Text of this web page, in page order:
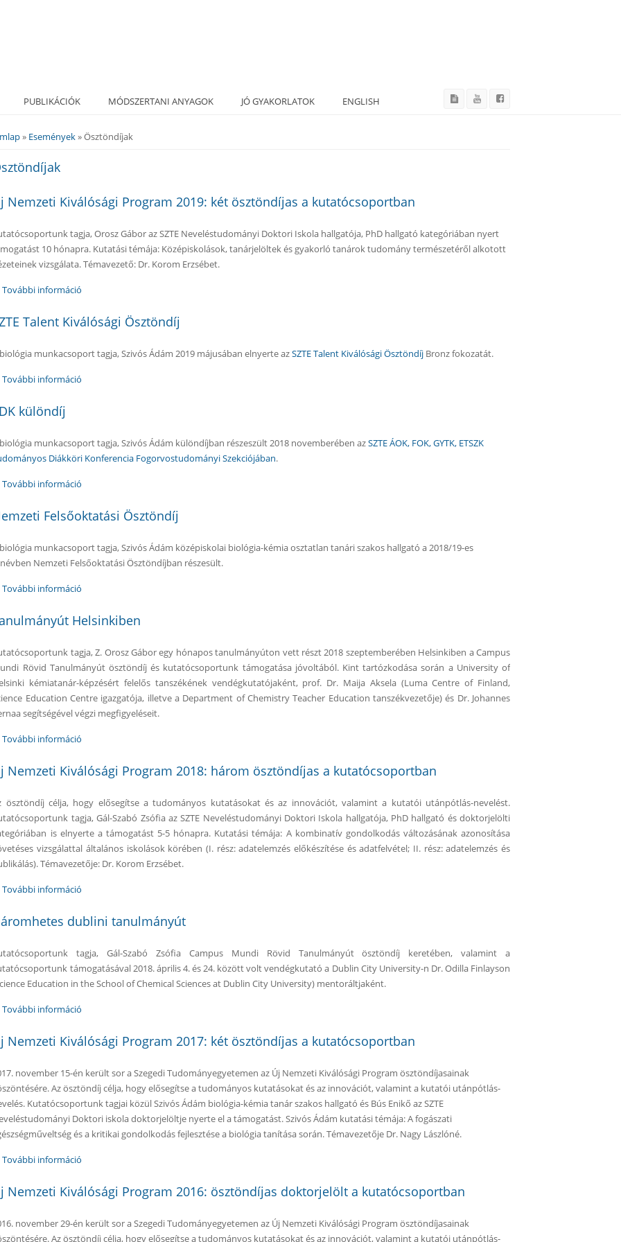
PUBLIKÁCIÓK MÓDSZERTANI ANYAGOK JÓ GYAKORLATOK ENGLISH
hely
» Események» Ösztöndíjak
Nemzeti Kiválósági Program 2019: két ösztöndíjas a kutatócsoportban
tagja, Orosz Gábor az SZTE Neveléstudományi Doktori Iskola hallgatója, PhD hallgató kategóriában nyert
10 hónapra. Kutatási témája: Középiskolások, tanárjelöltek és gyakorló tanárok tudomány természetéről alkotott
vizsgálata. Témavezető: Dr. Korom Erzsébet.
További információ
Talent Kiválósági Ösztöndíj
munkacsoport tagja, Szivós Ádám 2019 májusában elnyerte azSZTE Talent Kiválósági Ösztöndíj Bronz fokozatát.
További információ
különdíj
munkacsoport tagja, Szivós Ádám különdíjban részeszült 2018 novemberében azSZTE ÁOK, FOK, GYTK, ETSZK
Diákköri Konferencia Fogorvostudományi Szekciójában.
További információ
Felsőoktatási Ösztöndíj
munkacsoport tagja, Szivós Ádám középiskolai biológia-kémia osztatlan tanári szakos hallgató a 2018/19-es
Nemzeti Felsőoktatási Ösztöndíjban részesült.
További információ
Helsinkiben
tagja, Z. Orosz Gábor egy hónapos tanulmányúton vett részt 2018 szeptemberében Helsinkiben a Campus
Rövid Tanulmányút ösztöndíj és kutatócsoportunk támogatása jóvoltából. Kint tartózkodása során a University of
kémiatanár-képzésért felelős tanszékének vendégkutatójaként, prof. Dr. Maija Aksela (Luma Centre of Finland,
Education Centre igazgatója, illetve a Department of Chemistry Teacher Education tanszékvezetője) és Dr. Johannes
segítségével végzi megfigyeléseit.
További információ
Nemzeti Kiválósági Program 2018: három ösztöndíjas a kutatócsoportban
ösztöndíj célja, hogy elősegítse a tudományos kutatásokat és az innovációt, valamint a kutatói utánpótlás-nevelést.
tagja, Gál-Szabó Zsófia az SZTE Neveléstudományi Doktori Iskola hallgatója, PhD hallgató és doktorjelölti
is elnyerte a támogatást 5-5 hónapra. Kutatási témája: A kombinatív gondolkodás változásának azonosítása
vizsgálattal általános iskolások körében (I. rész: adatelemzés előkészítése és adatfelvétel; II. rész: adatelemzés és
Témavezetője: Dr. Korom Erzsébet.
További információ
dublini tanulmányút
tagja, Gál-Szabó Zsófia Campus Mundi Rövid Tanulmányút ösztöndíj keretében, valamint a
támogatásával 2018. április 4. és 24. között volt vendégkutató a Dublin City University-n Dr. Odilla Finlayson
Education in the School of Chemical Sciences at Dublin City University) mentoráltjaként.
További információ
Nemzeti Kiválósági Program 2017: két ösztöndíjas a kutatócsoportban
november 15-én került sor a Szegedi Tudományegyetemen az Új Nemzeti Kiválósági Program ösztöndíjasainak
Az ösztöndíj célja, hogy elősegítse a tudományos kutatásokat és az innovációt, valamint a kutatói utánpótlás-
Kutatócsoportunk tagjai közül Szivós Ádám biológia-kémia tanár szakos hallgató és Bús Enikő az SZTE
Doktori iskola doktorjelöltje nyerte el a támogatást. Szivós Ádám kutatási témája: A fogászati
és a kritikai gondolkodás fejlesztése a biológia tanítása során. Témavezetője Dr. Nagy Lászlóné.
További információ
Nemzeti Kiválósági Program 2016: ösztöndíjas doktorjelölt a kutatócsoportban
november 29-én került sor a Szegedi Tudományegyetemen az Új Nemzeti Kiválósági Program ösztöndíjasainak
Az ösztöndíj célja, hogy elősegítse a tudományos kutatásokat és az innovációt, valamint a kutatói utánpótlás-